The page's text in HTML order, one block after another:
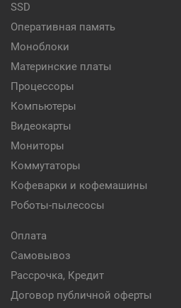
SSD
Оперативная память
Моноблоки
Материнские платы
Процессоры
Компьютеры
Видеокарты
Мониторы
Коммутаторы
Кофеварки и кофемашины
Роботы-пылесосы
Оплата
Самовывоз
Рассрочка, Кредит
Договор публичной оферты